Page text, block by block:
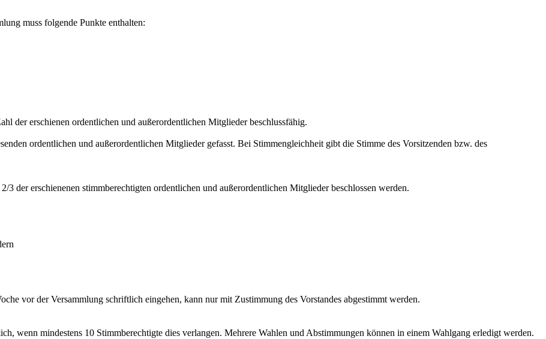
muss folgende Punkte enthalten:
der erschienen ordentlichen und außerordentlichen Mitglieder beschlussfähig.
ordentlichen und außerordentlichen Mitglieder gefasst. Bei Stimmengleichheit gibt die Stimme des Vorsitzenden bzw. des
3 der erschienenen stimmberechtigten ordentlichen und außerordentlichen Mitglieder beschlossen werden.
vor der Versammlung schriftlich eingehen, kann nur mit Zustimmung des Vorstandes abgestimmt werden.
wenn mindestens 10 Stimmberechtigte dies verlangen. Mehrere Wahlen und Abstimmungen können in einem Wahlgang erledigt werden.